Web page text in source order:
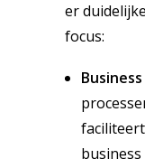
er
focus:
business